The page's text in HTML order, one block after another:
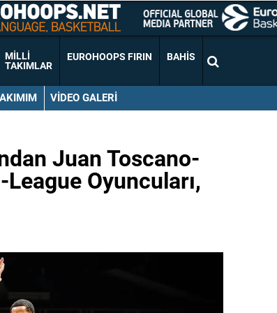
MILLI
TAKIMLAR
EUROHOOPS FIRIN BAHIS
VIDEO GALERI
Juan Toscano-
League Oyuncuları,